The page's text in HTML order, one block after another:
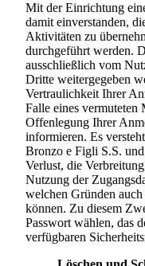
Mit der Einrichtung
damit einverstanden,
Aktivitäten zu
durchgeführt werden.
ausschließlich vom
Dritte weitergegeben
Vertraulichkeit Ihrer
Falle eines vermuteten
Offenlegung Ihrer
informieren. Es
Bronzo e Figli S.S.
Verlust, die
Nutzung der
welchen Gründen
können. Zu diesem
Passwort wählen, das
verfügbaren